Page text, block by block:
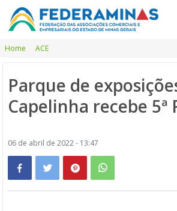
Home ACE
Parque de
Capelinha recebe 5ª
06 de abril de 2022 - 13:47